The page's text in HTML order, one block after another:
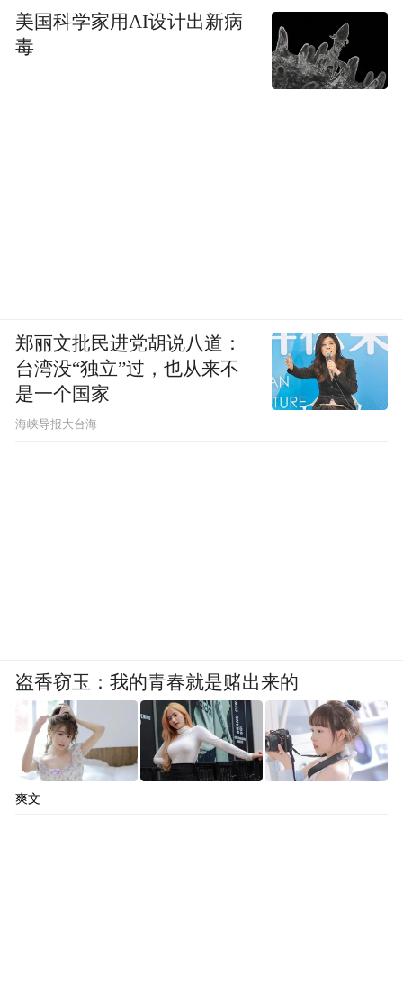
美国科学家用AI设计出新病
毒
郑丽文批民进党胡说八道：
台湾没“独立”过，也从来不
是一个国家
​海峡导报大台海
盗香窃玉：我的青春就是赌出来的
爽文